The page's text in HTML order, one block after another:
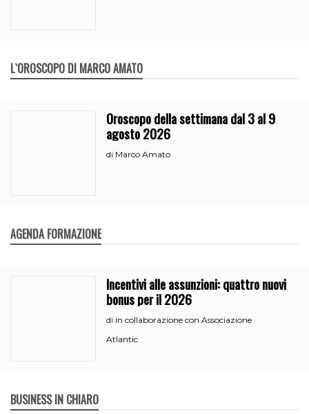
L`OROSCOPO DI MARCO AMATO
Oroscopo della settimana dal 3 al 9
agosto 2026
di Marco Amato
AGENDA FORMAZIONE
Incentivi alle assunzioni: quattro nuovi
bonus per il 2026
di in collaborazione con Associazione
Atlantic
BUSINESS IN CHIARO